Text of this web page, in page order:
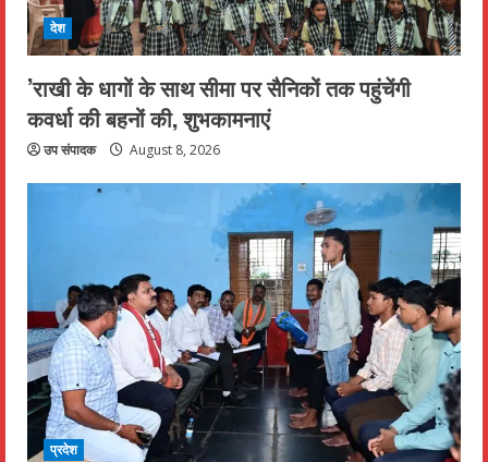
देश
’राखी के धागों के साथ सीमा पर सैनिकों तक पहुंचेंगी
कवर्धा की बहनों की, शुभकामनाएं
उप संपादक August 8, 2026
प्रदेश